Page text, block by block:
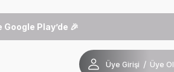
Play’de 🎉
Üye Girişi / Üye Ol